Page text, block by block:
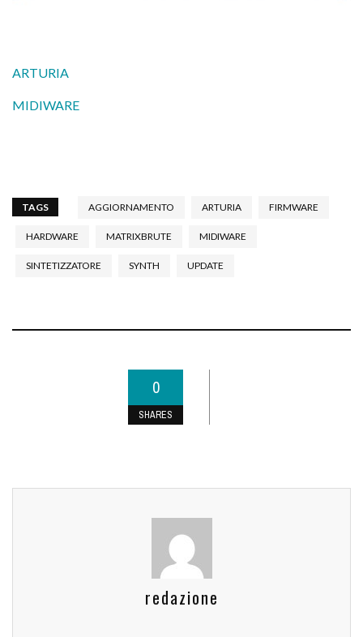
ARTURIA
MIDIWARE
TAGS AGGIORNAMENTO ARTURIA FIRMWARE
HARDWARE MATRIXBRUTE MIDIWARE
SINTETIZZATORE SYNTH UPDATE
0
SHARES
redazione